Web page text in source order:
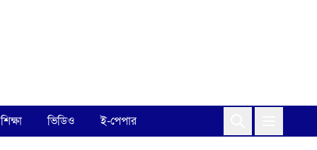
শিক্ষা ভিডিও ই-পেপার